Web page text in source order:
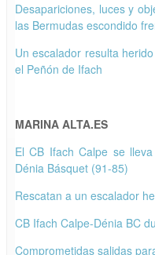
Desapariciones, luces y
las Bermudas escondido
Un escalador resulta
el Peñón de Ifach
MARINA ALTA.ES
El CB Ifach Calpe se
Dénia Básquet (91-85)
Rescatan a un escalador
CB Ifach Calpe-Dénia BC
Comprometidas salidas